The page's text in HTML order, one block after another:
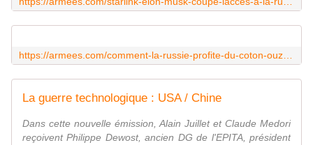
La guerre technologique : USA / Chine
Dans cette nouvelle émission, Alain Juillet et Claude Medori
reçoivent Philippe Dewost, ancien DG de l'EPITA, président